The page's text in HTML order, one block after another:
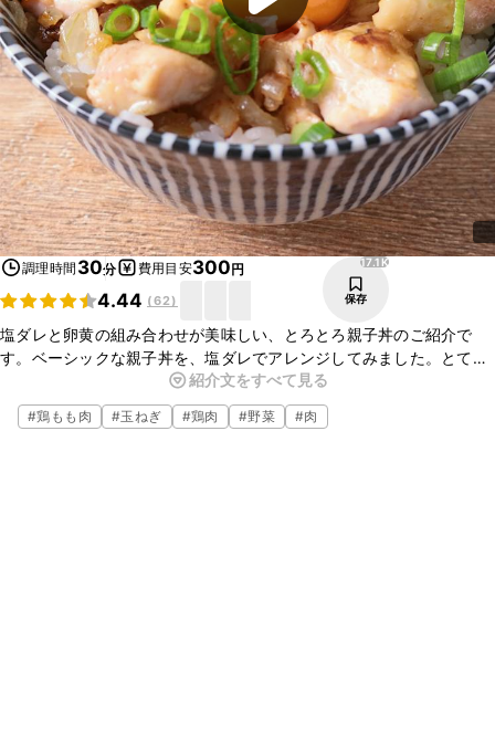
調理時間 30分 費用目安300円
4.44 (62)
17.1K
保存
塩ダレと卵黄の組み合わせが美味しい、とろとろ親子丼のご紹介で
す。ベーシックな親子丼を、塩ダレでアレンジしてみました。とても
簡単にお作り頂ける一品となっておりますので、この機会に是非作っ
てみてくださいね。
紹介文をすべて見る
#鶏もも肉 #玉ねぎ #鶏肉 #野菜 #肉